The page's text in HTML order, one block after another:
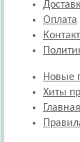
Оплата
Новые
Хиты
Главная